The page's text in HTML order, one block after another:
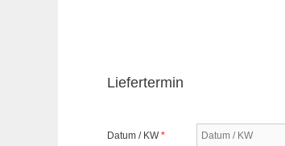
Liefertermin
Datum / KW*